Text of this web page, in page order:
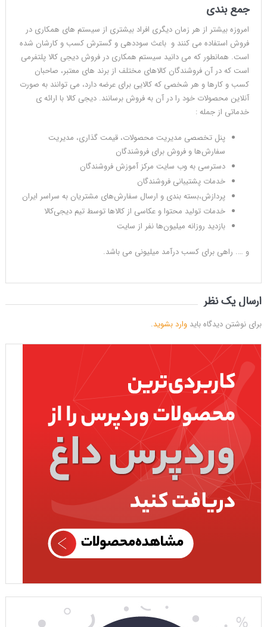
جمع بندی
امروزه بیشتر از هر زمان دیگری افراد بیشتری از سیستم های همکاری در
فروش استفاده می کنند و باعث سوددهی و گسترش کسب و کارشان شده
است. همانطور که می دانید سیستم همکاری در فروش دیجی کالا پلتفرمی
است که در آن فروشندگان کالاهای مختلف از برند های معتبر، صاحبان
کسب و کارها و هر شخصی که کالایی برای عرضه دارد، می توانند به صورت
آنلاین محصولات خود را در آن به فروش برسانند. دیجی کالا با ارائه ی
خدماتی از جمله :
پنل تخصصی مدیریت محصولات، قیمت گذاری، مدیریت
سفارش‌ها و فروش برای فروشندگان
دسترسی به وب سایت مرکز آموزش فروشندگان
خدمات پشتیبانی فروشندگان
پردازش،بسته بندی و ارسال سفارش‌های مشتریان به سراسر ایران
خدمات تولید محتوا و عکاسی از کالاها توسط تیم دیجی‌کالا
بازدید روزانه میلیون‌ها نفر از سایت
و …. راهی برای کسب درآمد میلیونی می باشد.
ارسال یک نظر
برای نوشتن دیدگاه باید وارد بشوید.